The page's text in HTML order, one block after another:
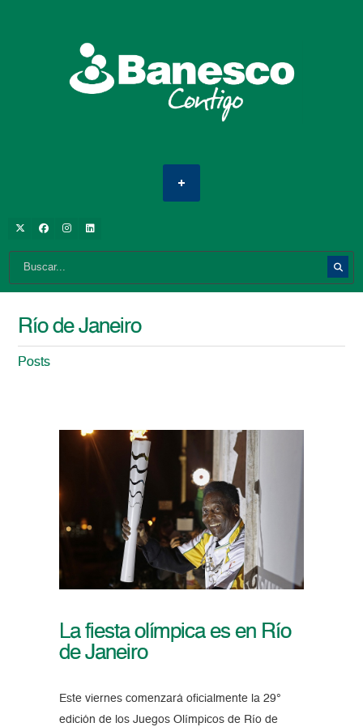
Río de Janeiro
Posts
La fiesta olímpica es en Río
de Janeiro
Este viernes comenzará oficialmente la 29°
edición de los Juegos Olímpicos de Río de